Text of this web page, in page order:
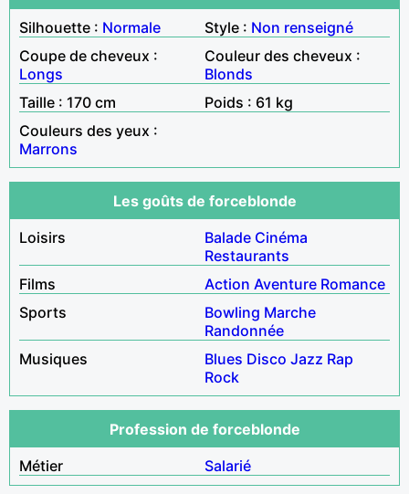
Silhouette : Normale Style : Non renseigné
Coupe de cheveux :
Longs
Couleur des cheveux :
Blonds
Taille : 170 cm
Poids : 61 kg
Couleurs des yeux :
Marrons
Les goûts de forceblonde
Loisirs
Balade Cinéma
Restaurants
Films
Action Aventure Romance
Sports
Bowling Marche
Randonnée
Musiques
Blues Disco Jazz Rap
Rock
Profession de forceblonde
Métier
Salarié